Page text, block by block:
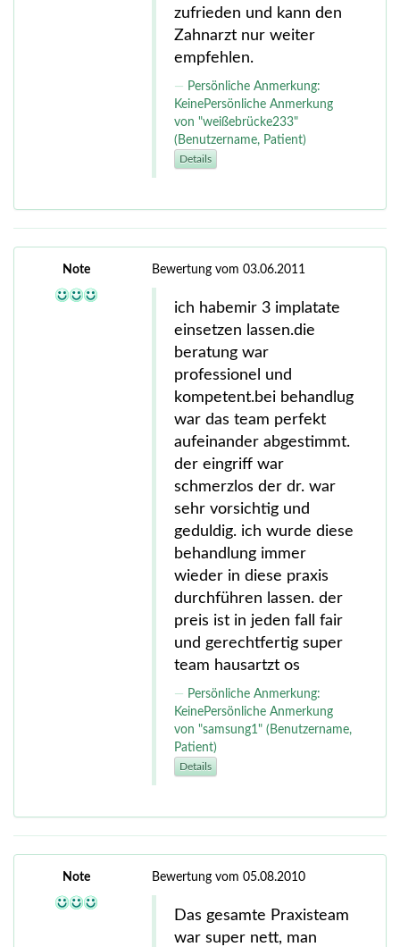
zufrieden und kann den
Zahnarzt nur weiter
empfehlen.
Persönliche Anmerkung:
KeinePersönliche Anmerkung
von "weißebrücke233"
(Benutzername, Patient)
Details
Note Bewertung vom 03.06.2011
ich habemir 3 implatate
einsetzen lassen.die
beratung war
professionel und
kompetent.bei behandlug
war das team perfekt
aufeinander abgestimmt.
der eingriff war
schmerzlos der dr. war
sehr vorsichtig und
geduldig. ich wurde diese
behandlung immer
wieder in diese praxis
durchführen lassen. der
preis ist in jeden fall fair
und gerechtfertig super
team hausartzt os
Persönliche Anmerkung:
KeinePersönliche Anmerkung
von "samsung1" (Benutzername,
Patient)
Details
Note Bewertung vom 05.08.2010
Das gesamte Praxisteam
war super nett, man